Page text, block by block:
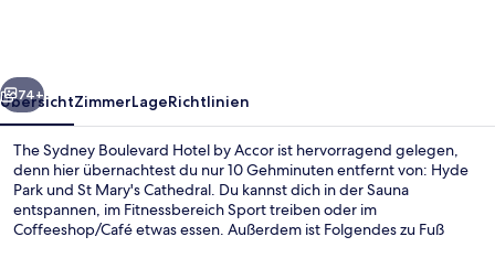
Weiter
74+
ÜbersichtZimmerLageRichtlinien
The Sydney Boulevard Hotel by Accor ist hervorragend gelegen,
denn hier übernachtest du nur 10 Gehminuten entfernt von: Hyde
Park und St Mary's Cathedral. Du kannst dich in der Sauna
entspannen, im Fitnessbereich Sport treiben oder im
Coffeeshop/Café etwas essen. Außerdem ist Folgendes zu Fuß